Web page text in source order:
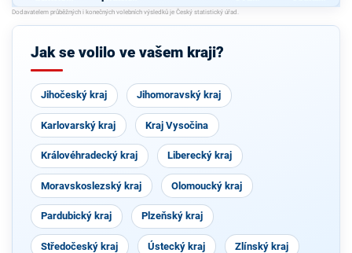
cká strana
s podporou
TOP 09 a
h starostů
strana
(STAN) s
JOSEFEM
BERNARD
a Idealistů
sociálně
cká
Jak se volilo ve vašem kraji?
Jihočeský kraj Jihomoravský kraj
Karlovarský kraj Kraj Vysočina
Královéhradecký kraj Liberecký kraj
Moravskoslezský kraj Olomoucký kraj
Pardubický kraj Plzeňský kraj
Středočeský kraj Ústecký kraj Zlínský kraj